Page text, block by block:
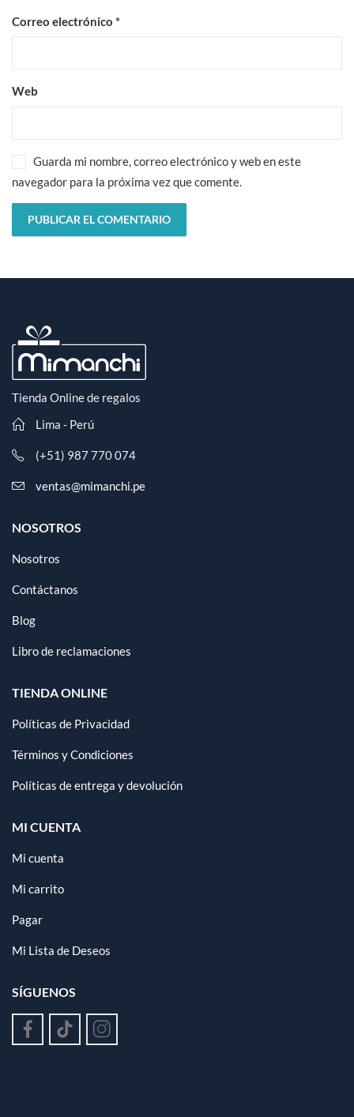
Correo electrónico *
Web
Guarda mi nombre, correo electrónico y web en este
navegador para la próxima vez que comente.
Tienda Online de regalos
Lima - Perú
(+51) 987 770 074
ventas@mimanchi.pe
NOSOTROS
Nosotros
Contáctanos
Blog
Libro de reclamaciones
TIENDA ONLINE
Políticas de Privacidad
Términos y Condiciones
Políticas de entrega y devolución
MI CUENTA
Mi cuenta
Mi carrito
Pagar
Mi Lista de Deseos
SÍGUENOS